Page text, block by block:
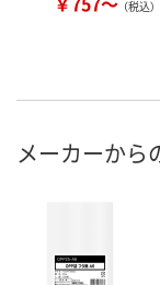
（税込）
メーカーから